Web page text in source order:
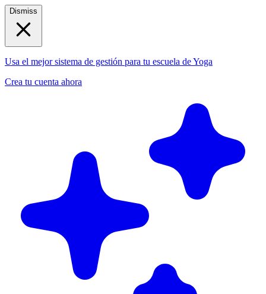
Dismiss
Usa el mejor sistema de gestión para tu escuela de Yoga
Crea tu cuenta ahora